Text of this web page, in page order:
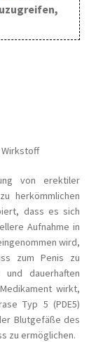
von erektiler
herkömmlichen
dass es sich
Aufnahme in
wird,
zum Penis zu
dauerhaften
wirkt,
Typ 5 (PDE5)
Blutgefäße des
zu ermöglichen.